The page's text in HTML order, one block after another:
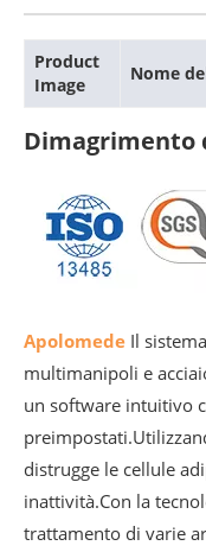
Product
Image
Nome
Dimagrimento
Apolomede Il
multimanipoli e
un software intuitivo
distrugge le cellule
inattività.Con la
trattamento di varie